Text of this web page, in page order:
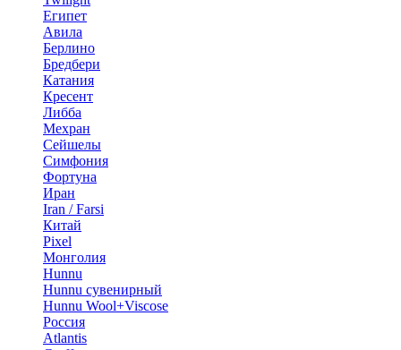
Египет
Авила
Берлино
Бредбери
Катания
Кресент
Либба
Мехран
Сейшелы
Симфония
Фортуна
Иран
Iran / Farsi
Китай
Pixel
Монголия
Hunnu
Hunnu сувенирный
Hunnu Wool+Viscose
Россия
Atlantis